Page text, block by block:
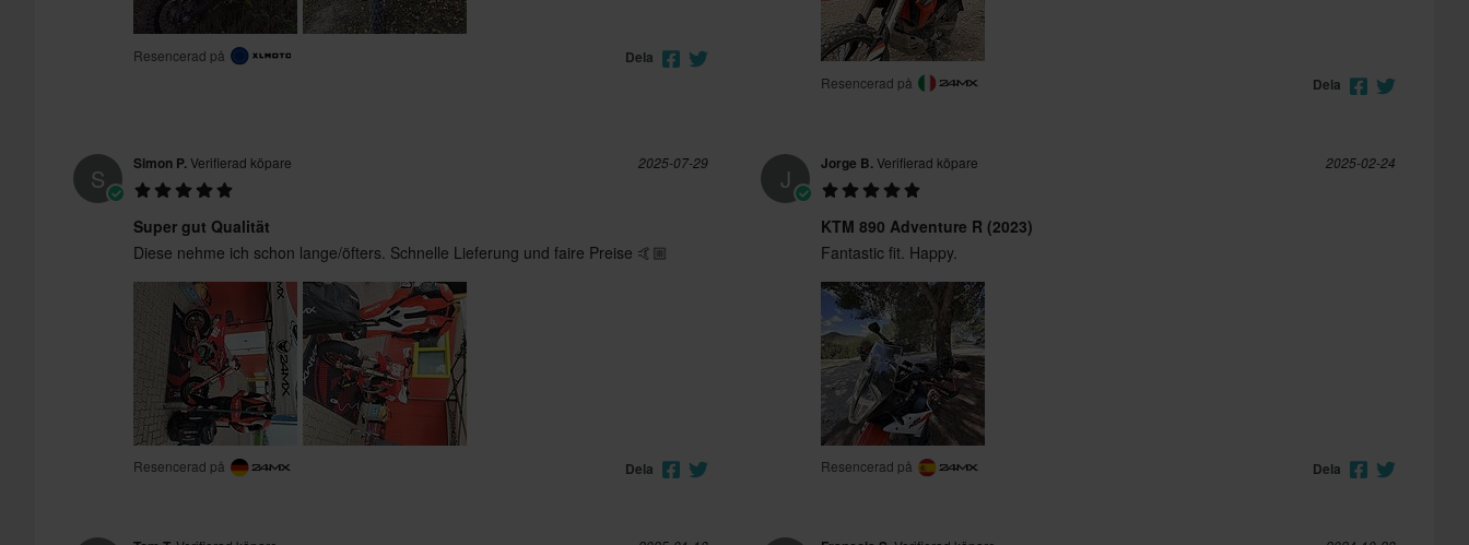
Resencerad på Dela
Resencerad på Dela
S Simon P.Verifierad köpare 2025-07-29
Super gut Qualität
Diese nehme ich schon lange/öfters. Schnelle Lieferung und faire Preise 🤙🏼
Resencerad på Dela
J Jorge B.Verifierad köpare 2025-02-24
KTM 890 Adventure R (2023)
Fantastic fit. Happy.
Resencerad på Dela